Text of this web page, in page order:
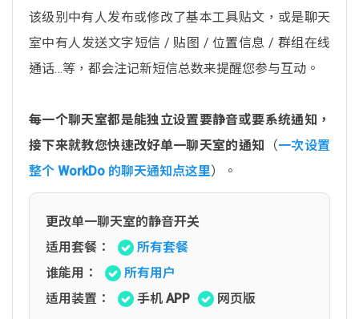
该级别中有人发布或修改了基本工具贴文，或是聊天
室中有人发送文字短信 / 贴图 / 位置信息 / 群组在线
通话…等，都会注记新短信总数来提醒您参与互动。
每一个聊天室都是能独立设置要静音或要系统通知，
接下来就教您快速改好单一聊天室的通知 （一次设置
整个 WorkDo 的聊天通知点这里）。
更改单一聊天室的静音开关
适用套餐：
所有套餐
谁能用：
所有用户
适用装置：
手机 APP 网页版